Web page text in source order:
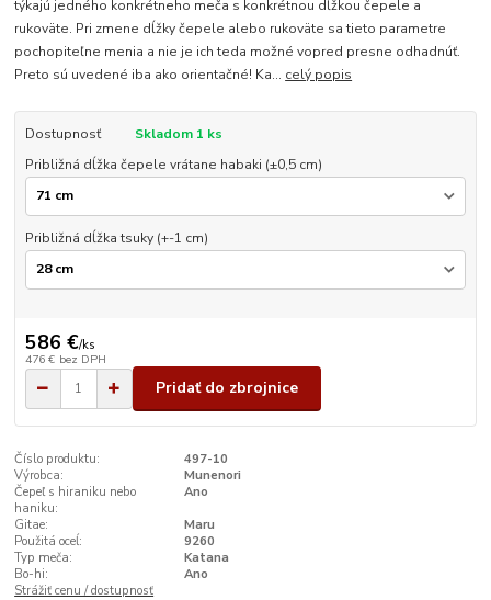
týkajú jedného konkrétneho meča s konkrétnou dĺžkou čepele a
rukoväte. Pri zmene dĺžky čepele alebo rukoväte sa tieto parametre
pochopiteľne menia a nie je ich teda možné vopred presne odhadnúť.
Preto sú uvedené iba ako orientačné! Ka... celý popis
Dostupnosť
Skladom 1 ks
Približná dĺžka čepele vrátane habaki (±0,5 cm)
Približná dĺžka tsuky (+-1 cm)
586 €/ks
476 € bez DPH
Pridať do zbrojnice
Číslo produktu:
497-10
Výrobca:
Munenori
Čepeľ s hiraniku nebo
haniku:
Ano
Gitae:
Maru
Použitá oceĺ:
9260
Typ meča:
Katana
Bo-hi:
Ano
Strážiť cenu / dostupnosť